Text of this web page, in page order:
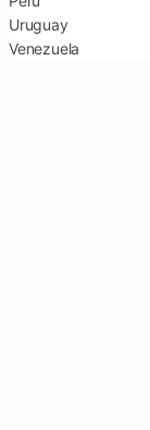
Uruguay
Venezuela